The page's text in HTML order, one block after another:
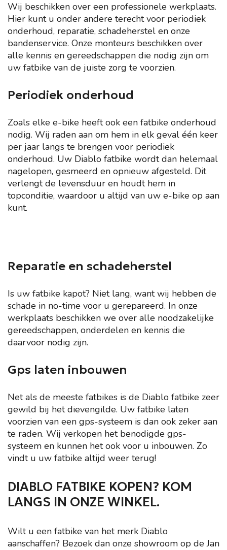
Wij beschikken over een professionele werkplaats.
Hier kunt u onder andere terecht voor periodiek
onderhoud, reparatie, schadeherstel en onze
bandenservice. Onze monteurs beschikken over
alle kennis en gereedschappen die nodig zijn om
uw fatbike van de juiste zorg te voorzien.
Periodiek onderhoud
Zoals elke e-bike heeft ook een fatbike onderhoud
nodig. Wij raden aan om hem in elk geval één keer
per jaar langs te brengen voor periodiek
onderhoud. Uw Diablo fatbike wordt dan helemaal
nagelopen, gesmeerd en opnieuw afgesteld. Dit
verlengt de levensduur en houdt hem in
topconditie, waardoor u altijd van uw e-bike op aan
kunt.
Reparatie en schadeherstel
Is uw fatbike kapot? Niet lang, want wij hebben de
schade in no-time voor u gerepareerd. In onze
werkplaats beschikken we over alle noodzakelijke
gereedschappen, onderdelen en kennis die
daarvoor nodig zijn.
Gps laten inbouwen
Net als de meeste fatbikes is de Diablo fatbike zeer
gewild bij het dievengilde. Uw fatbike laten
voorzien van een gps-systeem is dan ook zeker aan
te raden. Wij verkopen het benodigde gps-
systeem en kunnen het ook voor u inbouwen. Zo
vindt u uw fatbike altijd weer terug!
DIABLO FATBIKE KOPEN? KOM
LANGS IN ONZE WINKEL.
Wilt u een fatbike van het merk Diablo
aanschaffen? Bezoek dan onze showroom op de Jan